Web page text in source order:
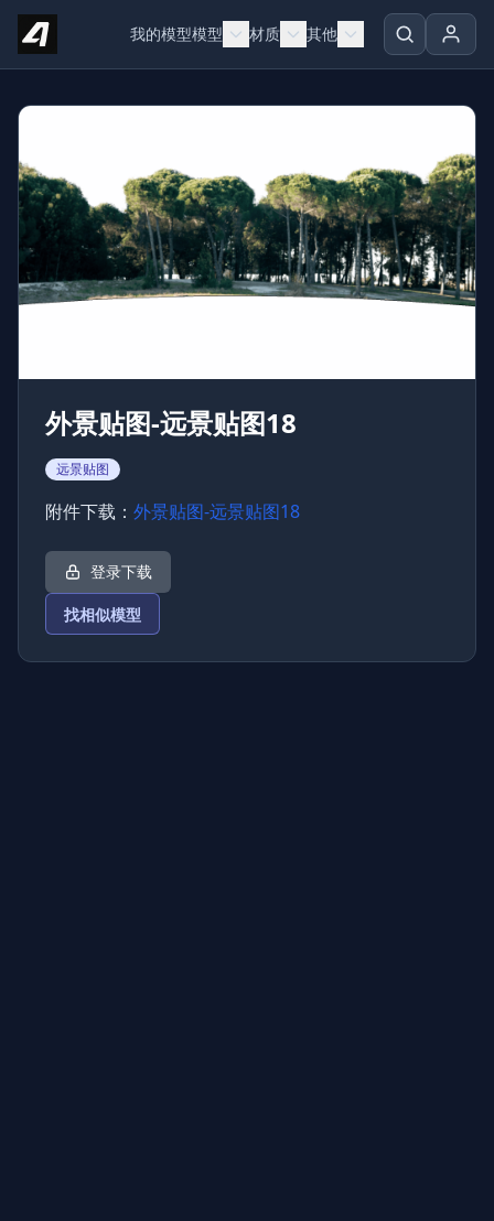
Skip to content
我的模型模型 材质 其他
外景贴图-远景贴图18
远景贴图
附件下载： 外景贴图-远景贴图18
登录下载
找相似模型